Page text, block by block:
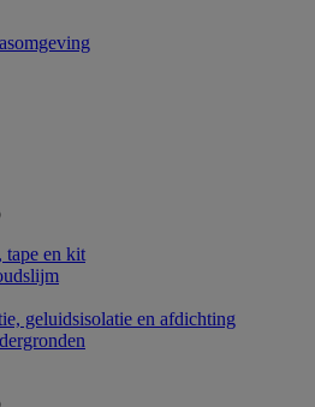
tape en kit
geluidsisolatie en afdichting